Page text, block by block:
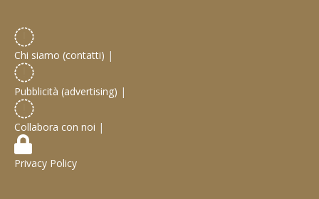
Chi siamo (contatti) |
Pubblicità (advertising) |
Collabora con noi |
Privacy Policy